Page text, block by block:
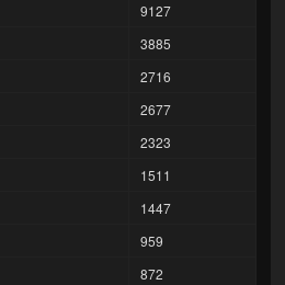
9127
3885
2716
2677
2323
1511
1447
959
872